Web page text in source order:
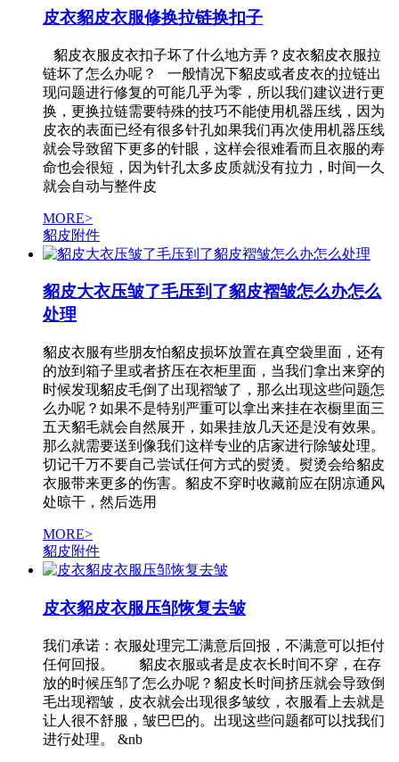
皮衣貂皮衣服修换拉链换扣子
貂皮衣服皮衣扣子坏了什么地方弄？皮衣貂皮衣服拉
链坏了怎么办呢？ 一般情况下貂皮或者皮衣的拉链出
现问题进行修复的可能几乎为零，所以我们建议进行更
换，更换拉链需要特殊的技巧不能使用机器压线，因为
皮衣的表面已经有很多针孔如果我们再次使用机器压线
就会导致留下更多的针眼，这样会很难看而且衣服的寿
命也会很短，因为针孔太多皮质就没有拉力，时间一久
就会自动与整件皮
MORE>
貂皮附件
貂皮大衣压皱了毛压到了貂皮褶皱怎么办怎么
处理
貂皮衣服有些朋友怕貂皮损坏放置在真空袋里面，还有
的放到箱子里或者挤压在衣柜里面，当我们拿出来穿的
时候发现貂皮毛倒了出现褶皱了，那么出现这些问题怎
么办呢？如果不是特别严重可以拿出来挂在衣橱里面三
五天貂毛就会自然展开，如果挂放几天还是没有效果。
那么就需要送到像我们这样专业的店家进行除皱处理。
切记千万不要自己尝试任何方式的熨烫。熨烫会给貂皮
衣服带来更多的伤害。貂皮不穿时收藏前应在阴凉通风
处晾干，然后选用
MORE>
貂皮附件
皮衣貂皮衣服压邹恢复去皱
我们承诺：衣服处理完工满意后回报，不满意可以拒付
任何回报。 貂皮衣服或者是皮衣长时间不穿，在存
放的时候压邹了怎么办呢？貂皮长时间挤压就会导致倒
毛出现褶皱，皮衣就会出现很多皱纹，衣服看上去就是
让人很不舒服，皱巴巴的。出现这些问题都可以找我们
进行处理。 &nb